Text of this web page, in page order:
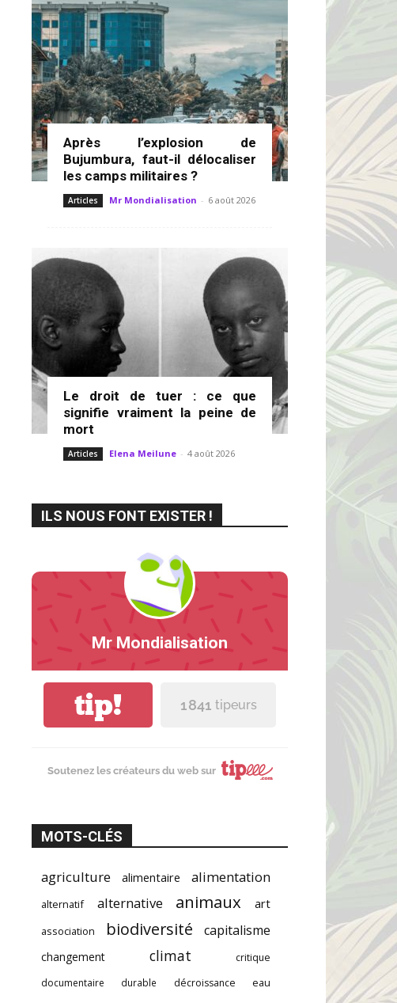
Après l’explosion de
Bujumbura, faut-il délocaliser
les camps militaires ?
Articles Mr Mondialisation - 6 août 2026
Le droit de tuer : ce que
signifie vraiment la peine de
mort
Articles Elena Meilune - 4 août 2026
ILS NOUS FONT EXISTER !
Mr Mondialisation
tip! 1 841 tipeurs
Soutenez les créateurs du web sur
MOTS-CLÉS
agriculture alimentaire alimentation
alternatif alternative animaux art
association biodiversité capitalisme
changement climat
critique
documentaire
durable décroissance eau